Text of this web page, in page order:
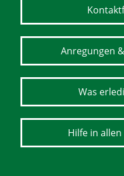
Anregungen
Was
Hilfe in